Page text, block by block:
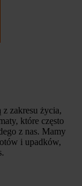
zakresu życia,
które często
z nas. Mamy
i upadków,